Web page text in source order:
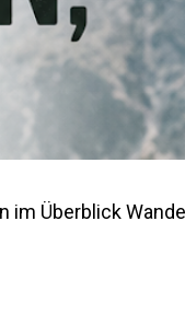
im Überblick